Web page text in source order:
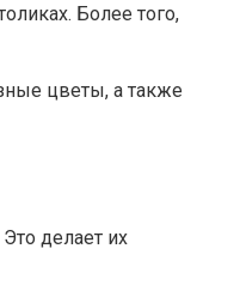
Более того,
цветы, а также
делает их